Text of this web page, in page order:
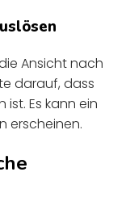
Ansicht nach
darauf, dass
Es kann ein
erscheinen.